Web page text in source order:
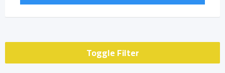
Toggle Filter